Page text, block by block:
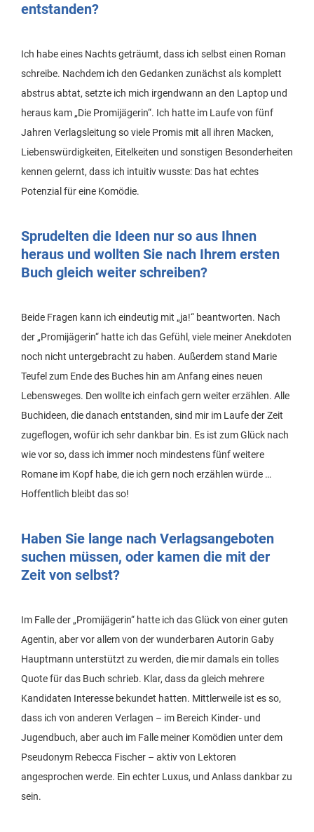
entstanden?
Ich habe eines Nachts geträumt, dass ich selbst einen Roman
schreibe. Nachdem ich den Gedanken zunächst als komplett
abstrus abtat, setzte ich mich irgendwann an den Laptop und
heraus kam „Die Promijägerin“. Ich hatte im Laufe von fünf
Jahren Verlagsleitung so viele Promis mit all ihren Macken,
Liebenswürdigkeiten, Eitelkeiten und sonstigen Besonderheiten
kennen gelernt, dass ich intuitiv wusste: Das hat echtes
Potenzial für eine Komödie.
Sprudelten die Ideen nur so aus Ihnen
heraus und wollten Sie nach Ihrem ersten
Buch gleich weiter schreiben?
Beide Fragen kann ich eindeutig mit „ja!“ beantworten. Nach
der „Promijägerin“ hatte ich das Gefühl, viele meiner Anekdoten
noch nicht untergebracht zu haben. Außerdem stand Marie
Teufel zum Ende des Buches hin am Anfang eines neuen
Lebensweges. Den wollte ich einfach gern weiter erzählen. Alle
Buchideen, die danach entstanden, sind mir im Laufe der Zeit
zugeflogen, wofür ich sehr dankbar bin. Es ist zum Glück nach
wie vor so, dass ich immer noch mindestens fünf weitere
Romane im Kopf habe, die ich gern noch erzählen würde …
Hoffentlich bleibt das so!
Haben Sie lange nach Verlagsangeboten
suchen müssen, oder kamen die mit der
Zeit von selbst?
Im Falle der „Promijägerin“ hatte ich das Glück von einer guten
Agentin, aber vor allem von der wunderbaren Autorin Gaby
Hauptmann unterstützt zu werden, die mir damals ein tolles
Quote für das Buch schrieb. Klar, dass da gleich mehrere
Kandidaten Interesse bekundet hatten. Mittlerweile ist es so,
dass ich von anderen Verlagen – im Bereich Kinder- und
Jugendbuch, aber auch im Falle meiner Komödien unter dem
Pseudonym Rebecca Fischer – aktiv von Lektoren
angesprochen werde. Ein echter Luxus, und Anlass dankbar zu
sein.